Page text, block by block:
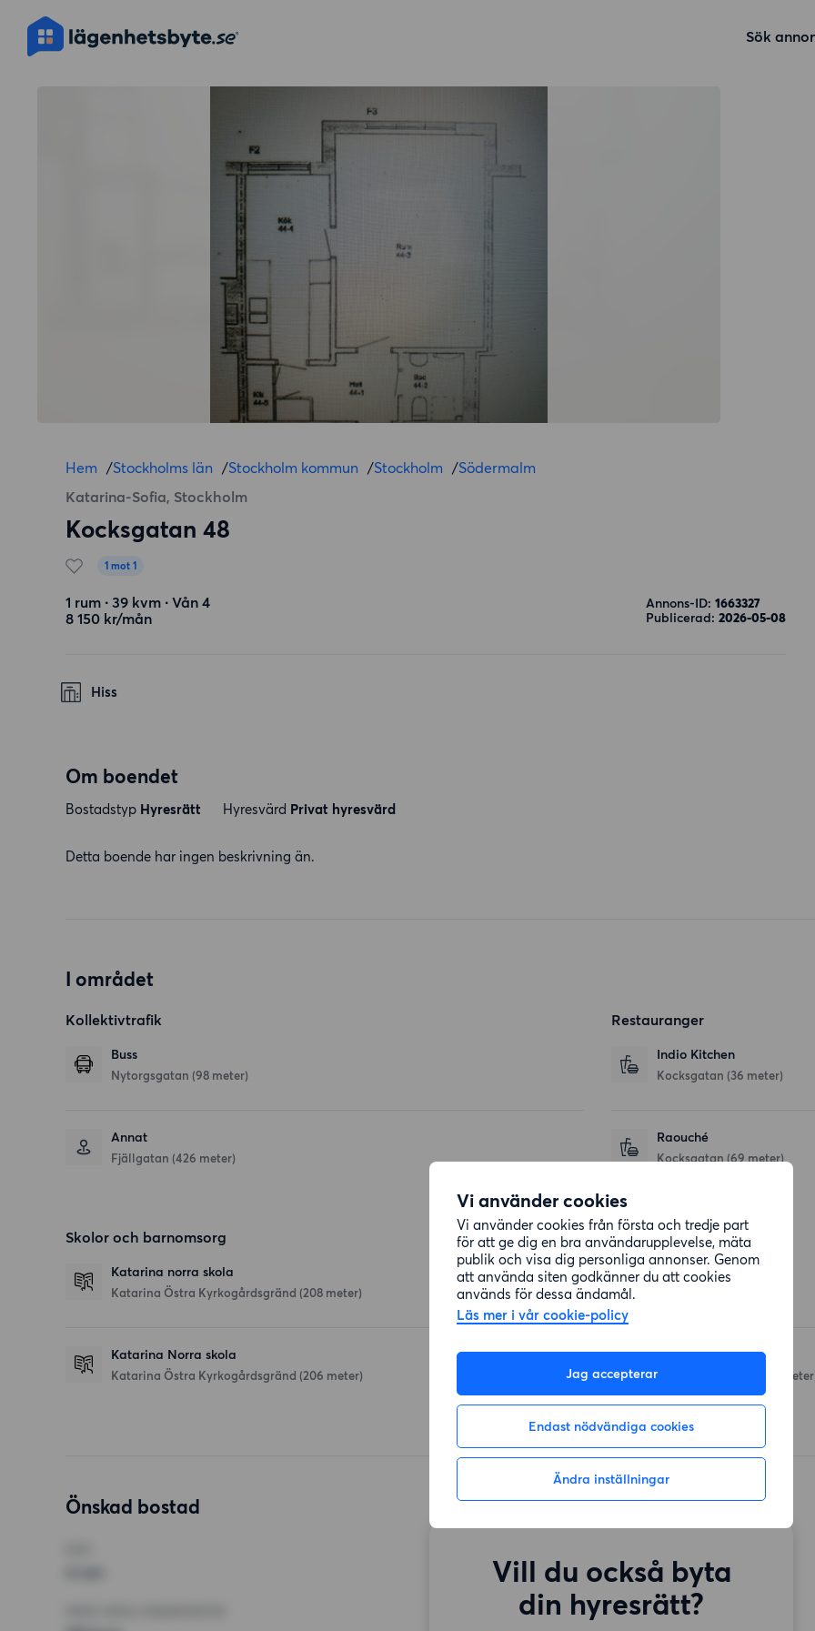
Vi använder cookies
Vi använder cookies från första och tredje part
för att ge dig en bra användarupplevelse, mäta
publik och visa dig personliga annonser. Genom
att använda siten godkänner du att cookies
används för dessa ändamål.
Läs mer i vår cookie-policy
Jag accepterar
Endast nödvändiga cookies
Ändra inställningar
Sök
Hem /Stockholms län /Stockholm kommun /Stockholm /Södermalm
Katarina-Sofia, Stockholm
Kocksgatan 48
1 mot 1
1 rum ∙ 39 kvm ∙ Vån 4
8 150 kr/mån
Annons-ID: 1663327
Publicerad: 2026-05-08
Hiss
Om boendet
Bostadstyp Hyresrätt Hyresvärd Privat hyresvärd
Detta boende har ingen beskrivning än.
I området
Kollektivtrafik
Buss
Nytorgsgatan (98 meter)
Annat
Fjällgatan (426 meter)
Restauranger
Indio Kitchen
Kocksgatan (36 meter)
Raouché
Kocksgatan (69 meter)
Skolor och barnomsorg
Katarina norra skola
Katarina Östra Kyrkogårdsgränd (208 meter)
Katarina Norra skola
Katarina Östra Kyrkogårdsgränd (206 meter)
Affärer
Rot
Coop
Renstiernas Gata (134
Önskad bostad
Vill du också byta
din hyresrätt?